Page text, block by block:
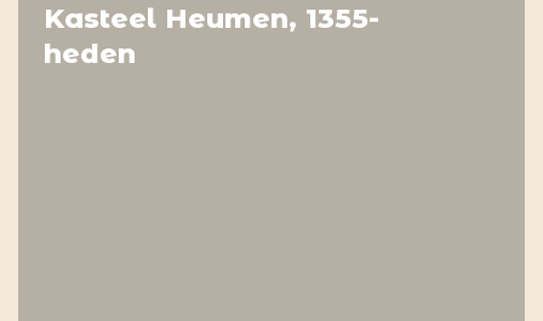
Kasteel Heumen, 1355-
heden